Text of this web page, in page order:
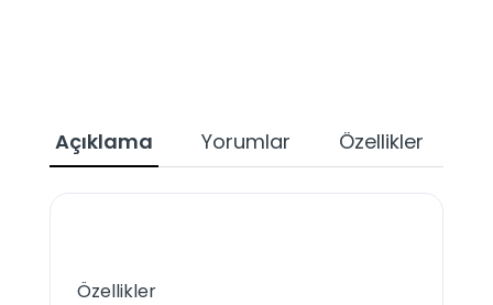
Açıklama Yorumlar Özellikler
Özellikler